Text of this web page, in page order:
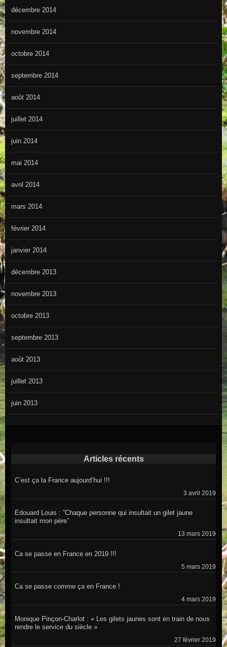
décembre 2014
novembre 2014
octobre 2014
septembre 2014
août 2014
juillet 2014
juin 2014
mai 2014
avril 2014
mars 2014
février 2014
janvier 2014
décembre 2013
novembre 2013
octobre 2013
septembre 2013
août 2013
juillet 2013
juin 2013
Articles récents
C’est ça la France aujourd’hui !!!
3 avril 2019
Edouard Louis : ”Chaque personne qui insultait un gilet jaune
insultait mon père”
13 mars 2019
Ca se passe en France en 2019 !!!
5 mars 2019
Ca se passe comme ça en France !
4 mars 2019
Monique Pinçon-Charlot : « Les gilets jaunes sont en train de nous
rendre le service du siècle »
27 février 2019